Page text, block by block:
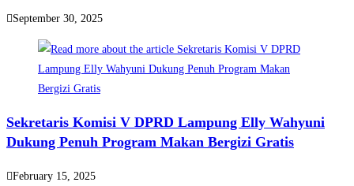
September 30, 2025
Sekretaris Komisi V DPRD Lampung Elly Wahyuni
Dukung Penuh Program Makan Bergizi Gratis
February 15, 2025